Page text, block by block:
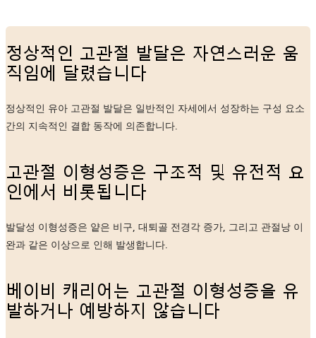
정상적인 고관절 발달은 자연스러운 움
직임에 달렸습니다
정상적인 유아 고관절 발달은 일반적인 자세에서 성장하는 구성 요소
간의 지속적인 결합 동작에 의존합니다.
고관절 이형성증은 구조적 및 유전적 요
인에서 비롯됩니다
발달성 이형성증은 얕은 비구, 대퇴골 전경각 증가, 그리고 관절낭 이
완과 같은 이상으로 인해 발생합니다.
베이비 캐리어는 고관절 이형성증을 유
발하거나 예방하지 않습니다